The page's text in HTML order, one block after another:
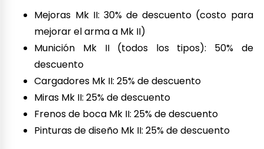
Mejoras Mk II: 30% de descuento (costo para
mejorar el arma a Mk II)
Munición Mk II (todos los tipos): 50% de
descuento
Cargadores Mk II: 25% de descuento
Miras Mk II: 25% de descuento
Frenos de boca Mk II: 25% de descuento
Pinturas de diseño Mk II: 25% de descuento